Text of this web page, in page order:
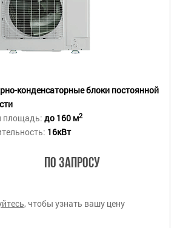
конденсаторные блоки постоянной
площадь: до 160 м2
16кВт
По запросу
, чтобы узнать вашу цену